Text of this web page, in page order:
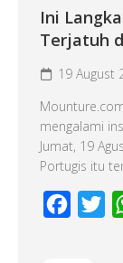
Ini
Terjatuh
19 August
mengalami
Jumat, 19
Portugis itu